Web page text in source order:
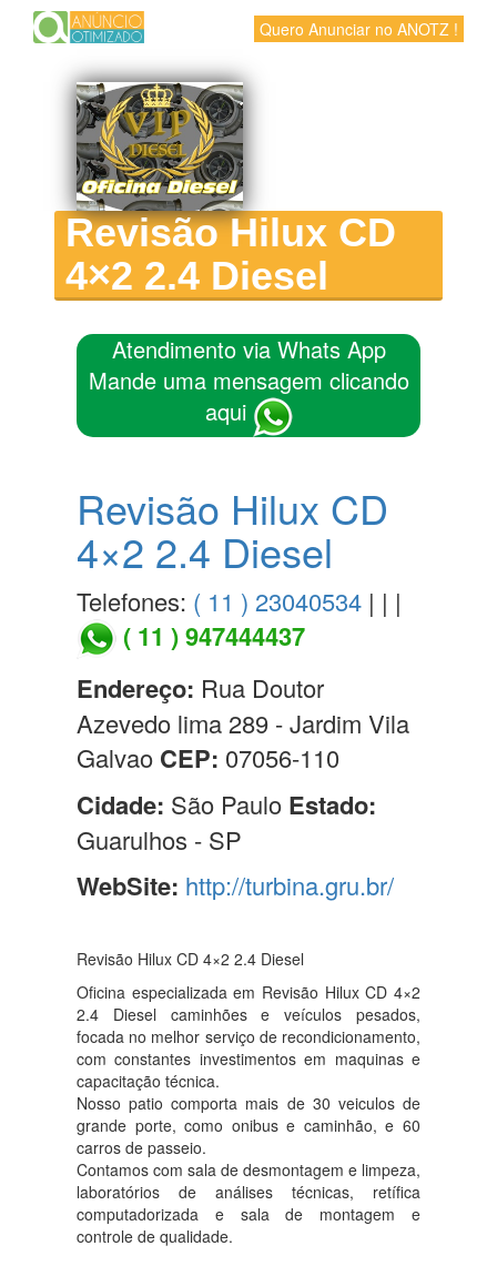
Quero Anunciar no ANOTZ !
Revisão Hilux CD
4×2 2.4 Diesel
Atendimento via Whats App
Mande uma mensagem clicando
aqui
Revisão Hilux CD
4×2 2.4 Diesel
Telefones: ( 11 ) 23040534 | | |
( 11 ) 947444437
Endereço: Rua Doutor
Azevedo lima 289 - Jardim Vila
Galvao CEP: 07056-110
Cidade: São Paulo Estado:
Guarulhos - SP
WebSite: http://turbina.gru.br/
Revisão Hilux CD 4×2 2.4 Diesel
Oficina especializada em Revisão Hilux CD 4×2
2.4 Diesel caminhões e veículos pesados,
focada no melhor serviço de recondicionamento,
com constantes investimentos em maquinas e
capacitação técnica.
Nosso patio comporta mais de 30 veiculos de
grande porte, como onibus e caminhão, e 60
carros de passeio.
Contamos com sala de desmontagem e limpeza,
laboratórios de análises técnicas, retífica
computadorizada e sala de montagem e
controle de qualidade.